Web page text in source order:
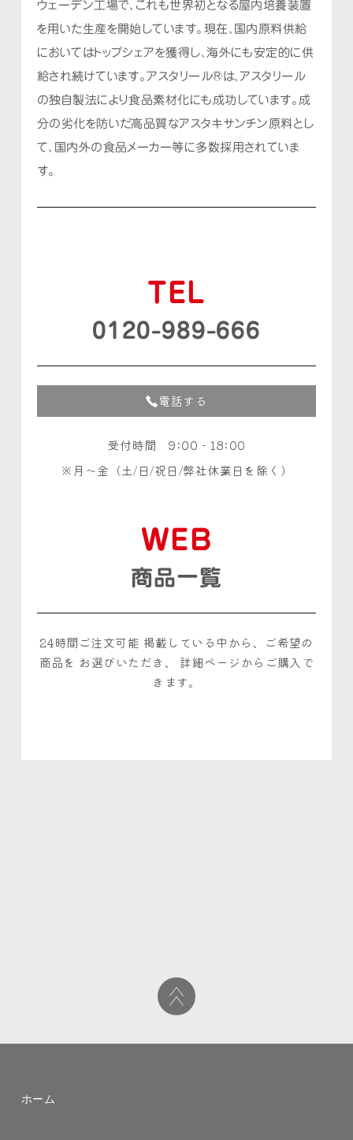
ウェーデン工場で、これも世界初となる屋内培養装置
を用いた生産を開始しています。 現在、国内原料供給
においてはトップシェアを獲得し、海外にも安定的に供
給され続けています。アスタリール®は、アスタリール
の独自製法により食品素材化にも成功しています。 成
分の劣化を防いだ高品質なアスタキサンチン原料とし
て、国内外の食品メーカー等に多数採用されていま
す。
TEL
0120-989-666
電話する
受付時間 9:00 - 18:00
月〜金（土/日/祝日/弊社休業日を除く）
WEB
商品一覧
24時間ご注文可能 掲載している中から、ご希望の
商品を お選びいただき、
詳細ページからご購入で
きます。
ホーム